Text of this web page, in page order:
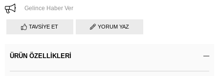
Gelince Haber Ver
TAVSIYE ET YORUM YAZ
ÜRÜN ÖZELLIKLERI